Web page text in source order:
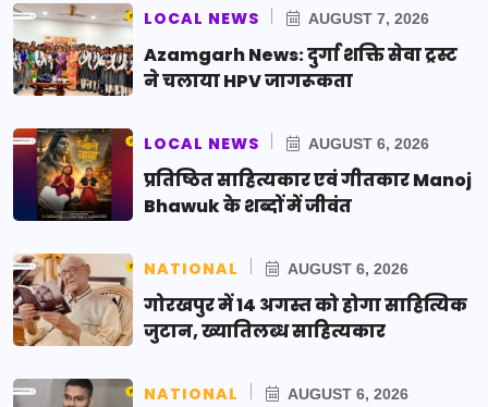
LOCAL NEWS AUGUST 7, 2026
Azamgarh News: दुर्गा शक्ति सेवा ट्रस्ट
ने चलाया HPV जागरूकता
LOCAL NEWS AUGUST 6, 2026
प्रतिष्ठित साहित्यकार एवं गीतकार Manoj
Bhawuk के शब्दों में जीवंत
NATIONAL AUGUST 6, 2026
गोरखपुर में 14 अगस्त को होगा साहित्यिक
जुटान, ख्यातिलब्ध साहित्यकार
NATIONAL AUGUST 6, 2026